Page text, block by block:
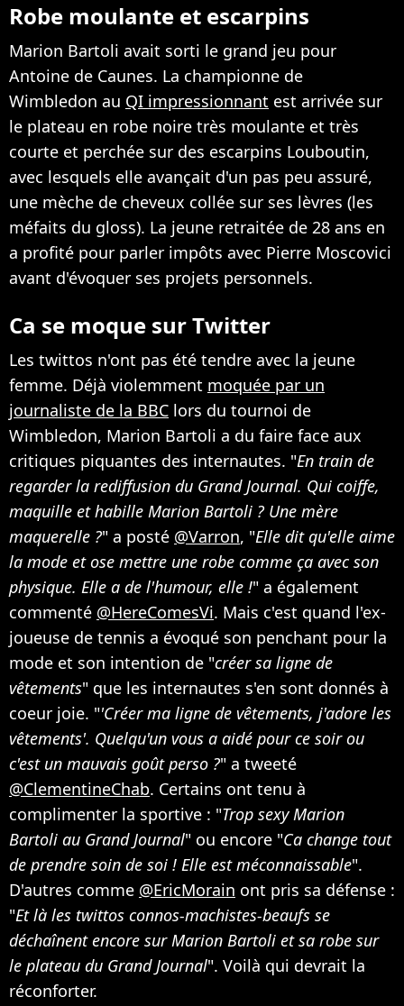
Robe moulante et escarpins
Marion Bartoli avait sorti le grand jeu pour
Antoine de Caunes. La championne de
Wimbledon au QI impressionnant est arrivée sur
le plateau en robe noire très moulante et très
courte et perchée sur des escarpins Louboutin,
avec lesquels elle avançait d'un pas peu assuré,
une mèche de cheveux collée sur ses lèvres (les
méfaits du gloss). La jeune retraitée de 28 ans en
a profité pour parler impôts avec Pierre Moscovici
avant d'évoquer ses projets personnels.
Ca se moque sur Twitter
Les twittos n'ont pas été tendre avec la jeune
femme. Déjà violemment moquée par un
journaliste de la BBC lors du tournoi de
Wimbledon, Marion Bartoli a du faire face aux
critiques piquantes des internautes. "En train de
regarder la rediffusion du Grand Journal. Qui coiffe,
maquille et habille Marion Bartoli ? Une mère
maquerelle ?" a posté @Varron, "Elle dit qu'elle aime
la mode et ose mettre une robe comme ça avec son
physique. Elle a de l'humour, elle !" a également
commenté @HereComesVi. Mais c'est quand l'ex-
joueuse de tennis a évoqué son penchant pour la
mode et son intention de "créer sa ligne de
vêtements" que les internautes s'en sont donnés à
coeur joie. "'Créer ma ligne de vêtements, j'adore les
vêtements'. Quelqu'un vous a aidé pour ce soir ou
c'est un mauvais goût perso ?" a tweeté
@ClementineChab. Certains ont tenu à
complimenter la sportive : "Trop sexy Marion
Bartoli au Grand Journal" ou encore "Ca change tout
de prendre soin de soi ! Elle est méconnaissable".
D'autres comme @EricMorain ont pris sa défense :
"Et là les twittos connos-machistes-beaufs se
déchaînent encore sur Marion Bartoli et sa robe sur
le plateau du Grand Journal". Voilà qui devrait la
réconforter.